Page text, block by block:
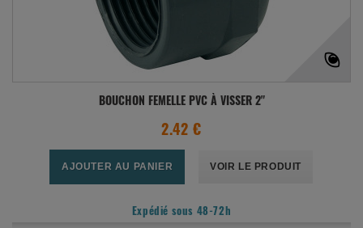
BOUCHON FEMELLE PVC À VISSER 2"
2.42 €
AJOUTER AU PANIER VOIR LE PRODUIT
Expédié sous 48-72h